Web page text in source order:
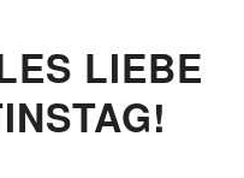
LIEBE